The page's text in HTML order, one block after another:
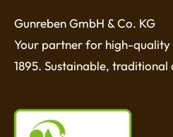
Gunreben GmbH & Co. KG
Your partner for high-quality
1895. Sustainable,